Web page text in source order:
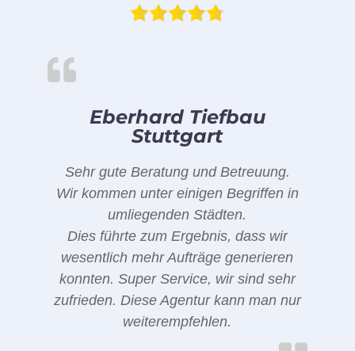
Eberhard Tiefbau
Stuttgart
Sehr gute Beratung und Betreuung.
Wir kommen unter einigen Begriffen in
umliegenden Städten.
Dies führte zum Ergebnis, dass wir
wesentlich mehr Aufträge generieren
konnten. Super Service, wir sind sehr
zufrieden. Diese Agentur kann man nur
weiterempfehlen.